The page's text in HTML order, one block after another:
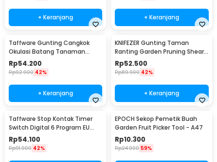
+ Keranjang + Keranjang
Taffware Gunting Cangkok
Okulasi Batang Tanaman
Grafting Pruning Tool - 210
Rp54.200
Rp92.900 42%
+ Keranjang
KNIFEZER Gunting Taman
Ranting Garden Pruning Shear
Scissors - W238
Rp52.500
Rp89.900 42%
+ Keranjang
Taffware Stop Kontak Timer
Switch Digital 6 Program EU
Plug 16A 230V - W03
Rp54.100
Rp91.900 42%
EPOCH Sekop Pemetik Buah
Garden Fruit Picker Tool - A47
Rp10.300
Rp24.900 59%